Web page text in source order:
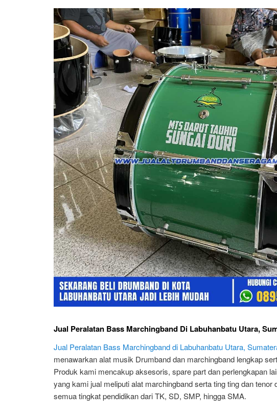
Jual Peralatan Bass Marchingband Di Labuhanbatu Utara,
Jual Peralatan Bass Marchingband di Labuhanbatu Utara,
menawarkan alat musik Drumband dan marchingband lengkap
Produk kami mencakup aksesoris, spare part dan perlengkapan
yang kami jual meliputi alat marchingband serta ting ting dan tenor
semua tingkat pendidikan dari TK, SD, SMP, hingga SMA.